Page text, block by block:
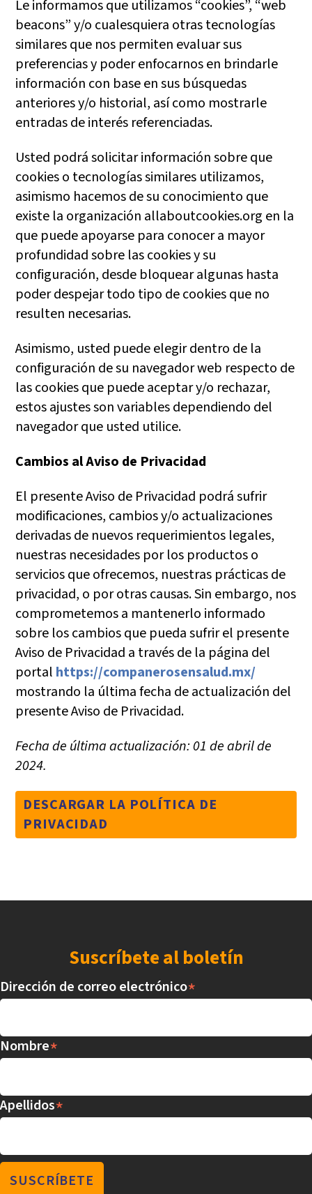
Le informamos que utilizamos “cookies”, “web
beacons” y/o cualesquiera otras tecnologías
similares que nos permiten evaluar sus
preferencias y poder enfocarnos en brindarle
información con base en sus búsquedas
anteriores y/o historial, así como mostrarle
entradas de interés referenciadas.
Usted podrá solicitar información sobre que
cookies o tecnologías similares utilizamos,
asimismo hacemos de su conocimiento que
existe la organización allaboutcookies.org en la
que puede apoyarse para conocer a mayor
profundidad sobre las cookies y su
configuración, desde bloquear algunas hasta
poder despejar todo tipo de cookies que no
resulten necesarias.
Asimismo, usted puede elegir dentro de la
configuración de su navegador web respecto de
las cookies que puede aceptar y/o rechazar,
estos ajustes son variables dependiendo del
navegador que usted utilice.
Cambios al Aviso de Privacidad
El presente Aviso de Privacidad podrá sufrir
modificaciones, cambios y/o actualizaciones
derivadas de nuevos requerimientos legales,
nuestras necesidades por los productos o
servicios que ofrecemos, nuestras prácticas de
privacidad, o por otras causas. Sin embargo, nos
comprometemos a mantenerlo informado
sobre los cambios que pueda sufrir el presente
Aviso de Privacidad a través de la página del
portal https://companerosensalud.mx/
mostrando la última fecha de actualización del
presente Aviso de Privacidad.
Fecha de última actualización: 01 de abril de
2024.
DESCARGAR LA POLÍTICA DE
PRIVACIDAD
Suscríbete al boletín
Dirección de correo electrónico*
Nombre*
Apellidos*